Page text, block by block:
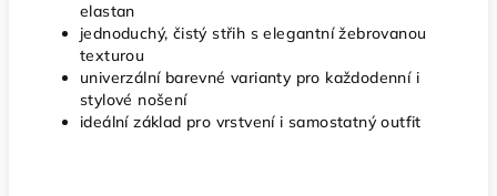
elastan
jednoduchý, čistý střih s elegantní žebrovanou
texturou
univerzální barevné varianty pro každodenní i
stylové nošení
ideální základ pro vrstvení i samostatný outfit